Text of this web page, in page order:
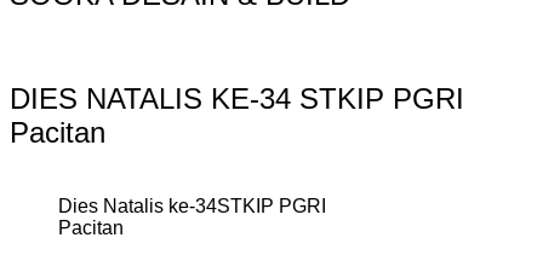
DIES NATALIS KE-34 STKIP PGRI
Pacitan
Dies Natalis ke-34STKIP PGRI
Pacitan